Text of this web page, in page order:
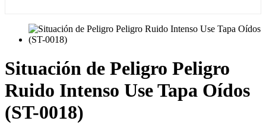
Situación de Peligro Peligro
Ruido Intenso Use Tapa Oídos
(ST-0018)